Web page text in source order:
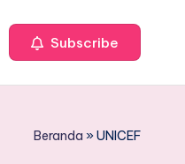
Subscribe
Beranda »UNICEF